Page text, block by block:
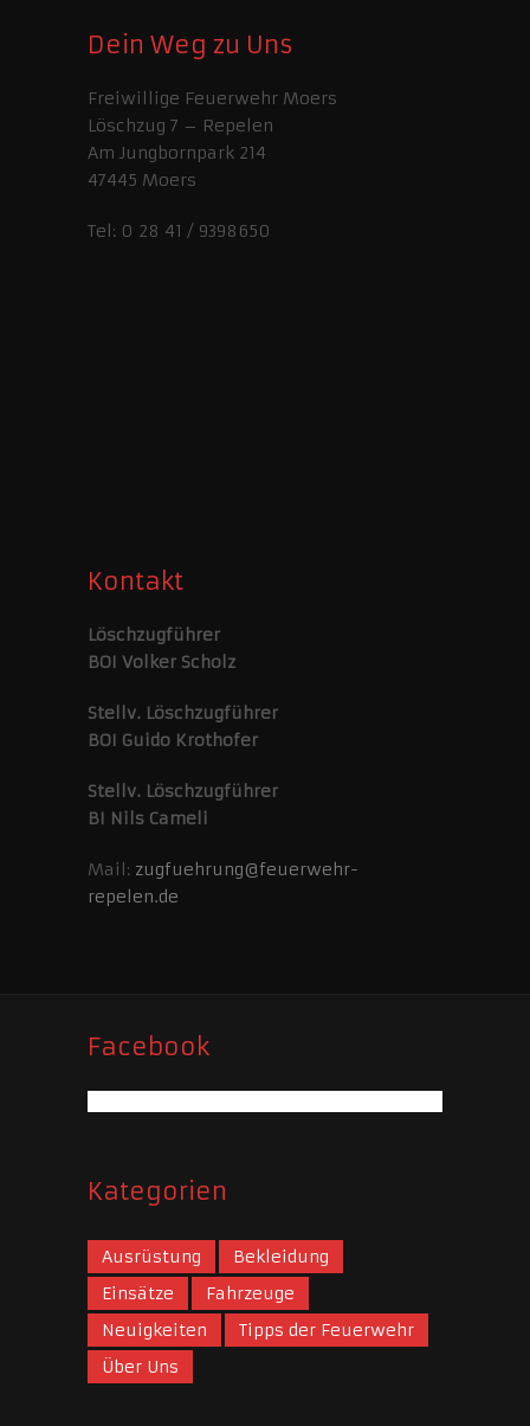
Dein Weg zu Uns
Freiwillige Feuerwehr Moers
Löschzug 7 – Repelen
Am Jungbornpark 214
47445 Moers
Tel: 0 28 41 / 9398650
Kontakt
Löschzugführer
BOI Volker Scholz
Stellv. Löschzugführer
BOI Guido Krothofer
Stellv. Löschzugführer
BI Nils Cameli
Mail: zugfuehrung@feuerwehr-
repelen.de
Facebook
Kategorien
Ausrüstung
Bekleidung
Einsätze
Fahrzeuge
Neuigkeiten
Tipps der Feuerwehr
Über Uns